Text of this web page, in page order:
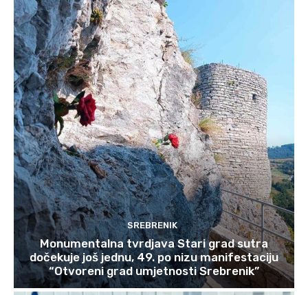
SREBRENIK
Monumentalna tvrdjava Stari grad sutra
dočekuje još jednu, 49. po nizu manifestaciju
“Otvoreni grad umjetnosti Srebrenik”